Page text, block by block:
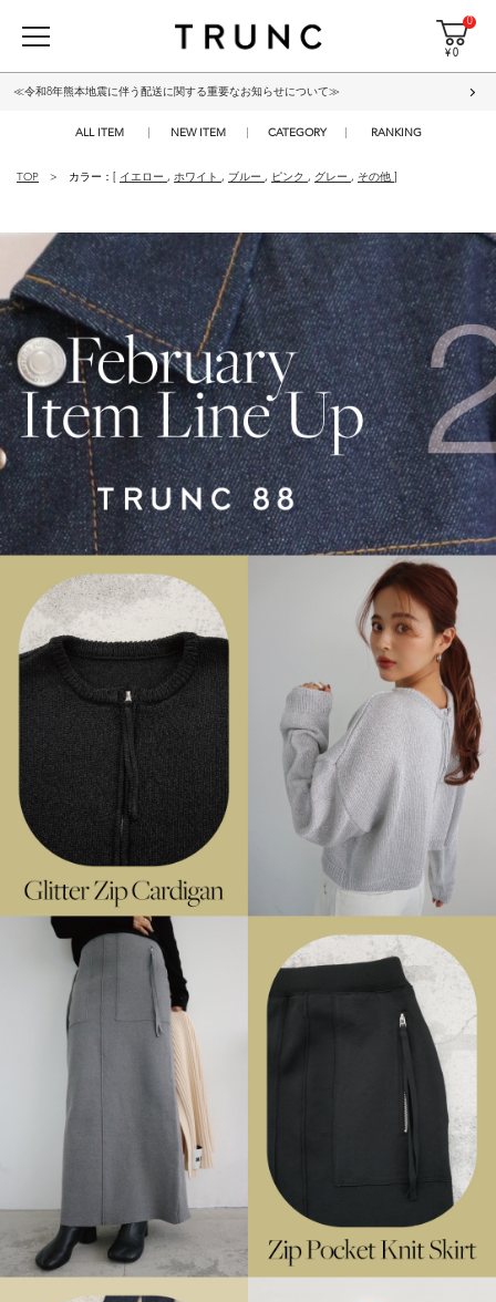
0
¥ 0
≪令和8年熊本地震に伴う配送に関する重要なお知らせについて≫
ALL ITEM NEW ITEM CATEGORY RANKING
TOP カラー：[ イエロー , ホワイト , ブルー , ピンク , グレー , その他